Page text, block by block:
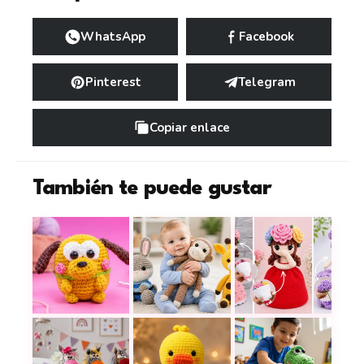
WhatsApp Facebook
Pinterest Telegram
Copiar enlace
También te puede gustar
Este tierno perrito UFUFY a crochet puede ser
12 peluches a crochet tiernos y
17 muñecas